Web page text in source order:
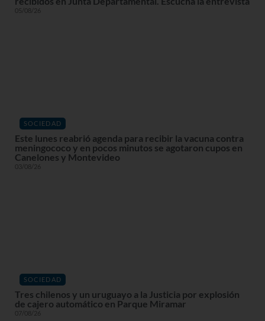
05/08/26
SOCIEDAD
Este lunes reabrió agenda para recibir la vacuna contra
meningococo y en pocos minutos se agotaron cupos en
Canelones y Montevideo
03/08/26
SOCIEDAD
Tres chilenos y un uruguayo a la Justicia por explosión
de cajero automático en Parque Miramar
07/08/26